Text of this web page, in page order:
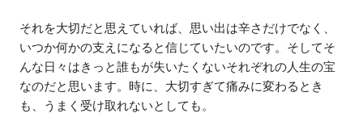
それを大切だと思えていれば、思い出は辛さだけでなく、
いつか何かの支えになると信じていたいのです。そしてそ
んな日々はきっと誰もが失いたくないそれぞれの人生の宝
なのだと思います。時に、大切すぎて痛みに変わるとき
も、うまく受け取れないとしても。